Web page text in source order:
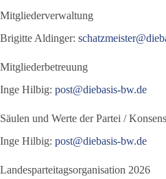
Mitgliederverwaltung
Brigitte Aldinger:
Mitgliederbetreuung
Inge Hilbig: post@diebasis-bw.de
Säulen und Werte der Partei /
Inge Hilbig: post@diebasis-bw.de
Landesparteitagsorganisation 2026